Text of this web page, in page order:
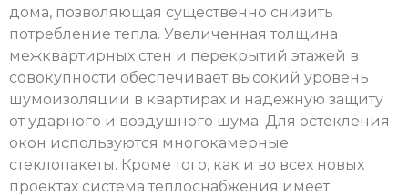
дома, позволяющая существенно снизить
потребление тепла. Увеличенная толщина
межквартирных стен и перекрытий этажей в
совокупности обеспечивает высокий уровень
шумоизоляции в квартирах и надежную защиту
от ударного и воздушного шума. Для остекления
окон используются многокамерные
стеклопакеты. Кроме того, как и во всех новых
проектах система теплоснабжения имеет